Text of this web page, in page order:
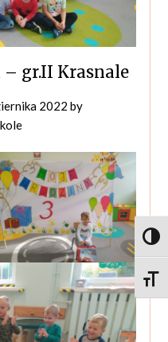
gr.II Krasnale
2022 by